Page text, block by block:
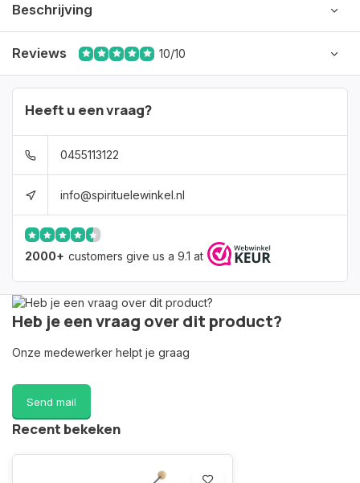
Beschrijving
Reviews 10/10
Heeft u een vraag?
0455113122
info@spirituelewinkel.nl
2000+ customers give us a 9.1 at
Heb je een vraag over dit product?
Onze medewerker helpt je graag
Send mail
Recent bekeken